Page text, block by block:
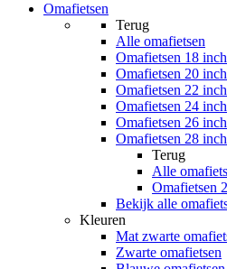
Omafietsen
Terug
Alle omafietsen
Omafietsen 18
Omafietsen 20
Omafietsen 22
Omafietsen 24
Omafietsen 26
Omafietsen 28 inch
Terug
Alle
Omafietsen
Bekijk alle
Kleuren
Mat zwarte
Zwarte omafietsen